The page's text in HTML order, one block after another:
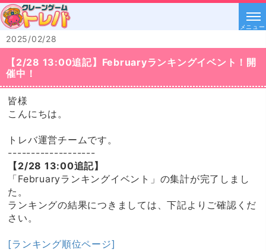
メニュー
2025/02/28
【2/28 13:00追記】Februaryランキングイベント！開
催中！
皆様
こんにちは。
トレバ運営チームです。
-------------------
【2/28 13:00追記】
「Februaryランキングイベント」の集計が完了しまし
た。
ランキングの結果につきましては、下記よりご確認くだ
さい。
[ランキング順位ページ]